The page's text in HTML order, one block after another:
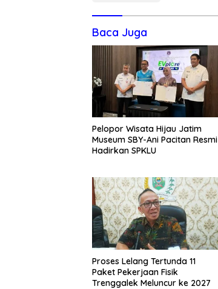
Baca Juga
Pelopor Wisata Hijau Jatim
Museum SBY-Ani Pacitan Resmi
Hadirkan SPKLU
Proses Lelang Tertunda 11
Paket Pekerjaan Fisik
Trenggalek Meluncur ke 2027